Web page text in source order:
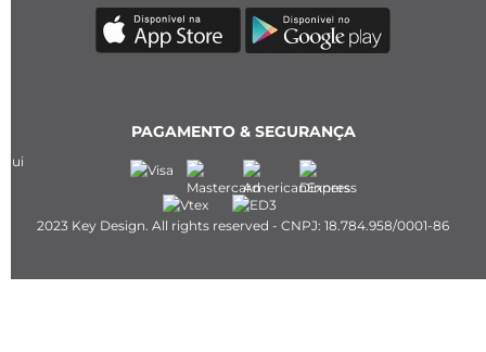
PAGAMENTO & SEGURANÇA
2023 Key Design. All rights reserved - CNPJ: 18.784.958/0001-86